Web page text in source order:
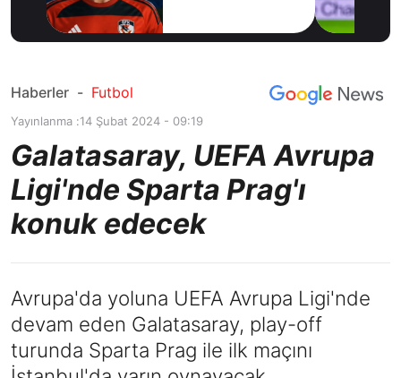
Haberler - Futbol
Yayınlanma :14 Şubat 2024 - 09:19
Galatasaray, UEFA Avrupa
Ligi'nde Sparta Prag'ı
konuk edecek
Avrupa'da yoluna UEFA Avrupa Ligi'nde
devam eden Galatasaray, play-off
turunda Sparta Prag ile ilk maçını